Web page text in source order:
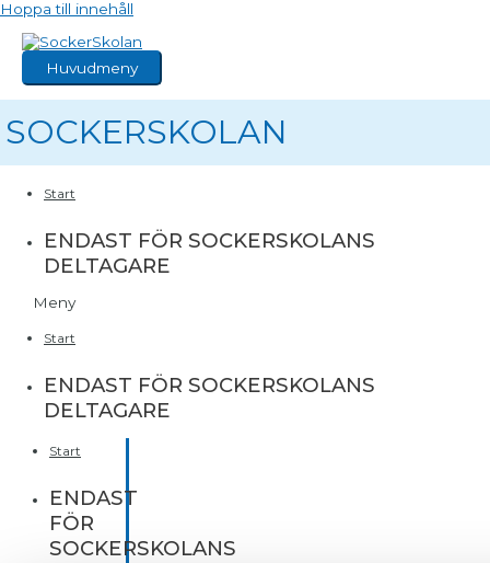
Hoppa till innehåll
Huvudmeny
SOCKERSKOLAN
Start
ENDAST FÖR SOCKERSKOLANS
DELTAGARE
Meny
Start
ENDAST FÖR SOCKERSKOLANS
DELTAGARE
Start
ENDAST
FÖR
SOCKERSKOLANS